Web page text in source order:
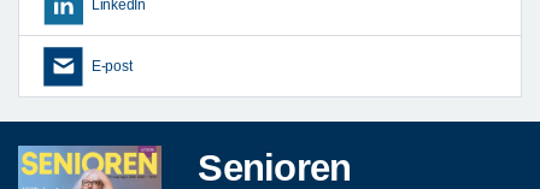
LinkedIn
E-post
Senioren